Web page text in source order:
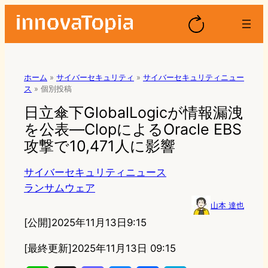
ホーム » サイバーセキュリティ » サイバーセキュリティニュー
ス » 個別投稿
日立傘下GlobalLogicが情報漏洩
を公表—ClopによるOracle EBS
攻撃で10,471人に影響
サイバーセキュリティニュース
ランサムウェア
山本 達也
[公開]2025年11月13日9:15
[最終更新]2025年11月13日 09:15